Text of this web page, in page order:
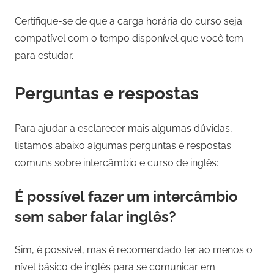
Certifique-se de que a carga horária do curso seja
compatível com o tempo disponível que você tem
para estudar.
Perguntas e respostas
Para ajudar a esclarecer mais algumas dúvidas,
listamos abaixo algumas perguntas e respostas
comuns sobre intercâmbio e curso de inglês:
É possível fazer um intercâmbio
sem saber falar inglês?
Sim, é possível, mas é recomendado ter ao menos o
nível básico de inglês para se comunicar em